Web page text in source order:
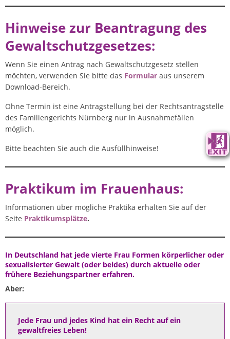
Hinweise zur Beantragung des
Gewaltschutzgesetzes:
Wenn Sie einen Antrag nach Gewaltschutzgesetz stellen
möchten, verwenden Sie bitte das Formular aus unserem
Download-Bereich.
Ohne Termin ist eine Antragstellung bei der Rechtsantragstelle
des Familiengerichts Nürnberg nur in Ausnahmefällen
möglich.
Bitte beachten Sie auch die Ausfüllhinweise!
Praktikum im Frauenhaus:
Informationen über mögliche Praktika erhalten Sie auf der
Seite Praktikumsplätze.
In Deutschland hat jede vierte Frau Formen körperlicher oder
sexualisierter Gewalt (oder beides) durch aktuelle oder
frühere Beziehungspartner erfahren.
Aber:
Jede Frau und jedes Kind hat ein Recht auf ein
gewaltfreies Leben!